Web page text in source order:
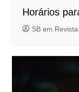
Horários
SB em Revista